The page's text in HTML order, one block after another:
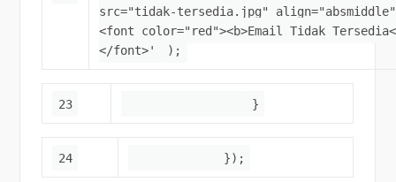
src="tidak-tersedia.jpg"
<font color="red"><b>Email Tidak
</font>'
);
23 }
24 });